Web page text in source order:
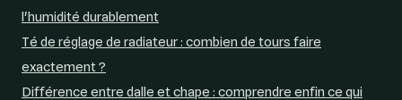
l'humidité durablement
Té de réglage de radiateur : combien de tours faire
exactement ?
Différence entre dalle et chape : comprendre enfin ce qui